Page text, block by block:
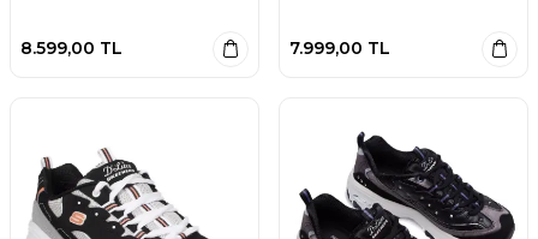
8.599,00 TL 7.999,00 TL